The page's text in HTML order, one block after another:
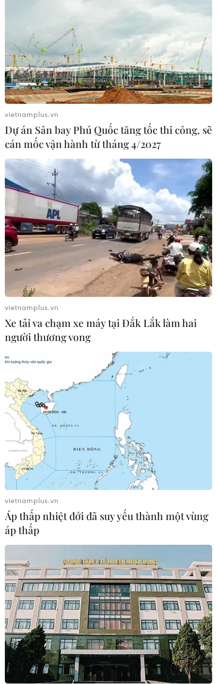
vietnamplus.vn
Dự án Sân bay Phú Quốc tăng tốc thi công, sẽ
cán mốc vận hành từ tháng 4/2027
vietnamplus.vn
Xe tải va chạm xe máy tại Đắk Lắk làm hai
người thương vong
vietnamplus.vn
Áp thấp nhiệt đới đã suy yếu thành một vùng
áp thấp